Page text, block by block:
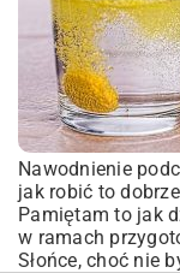
Nawodnienie
jak robić to
Pamiętam to jak
w ramach
Słońce, choć nie